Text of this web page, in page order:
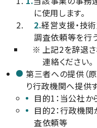
に使用します。
2.経営支援・技
調査依頼等を行
※ 上記2を辞退
連絡ください。
第三者への提供（
り行政機関へ提供
目的1：当公社
目的2：行政機関
査依頼等